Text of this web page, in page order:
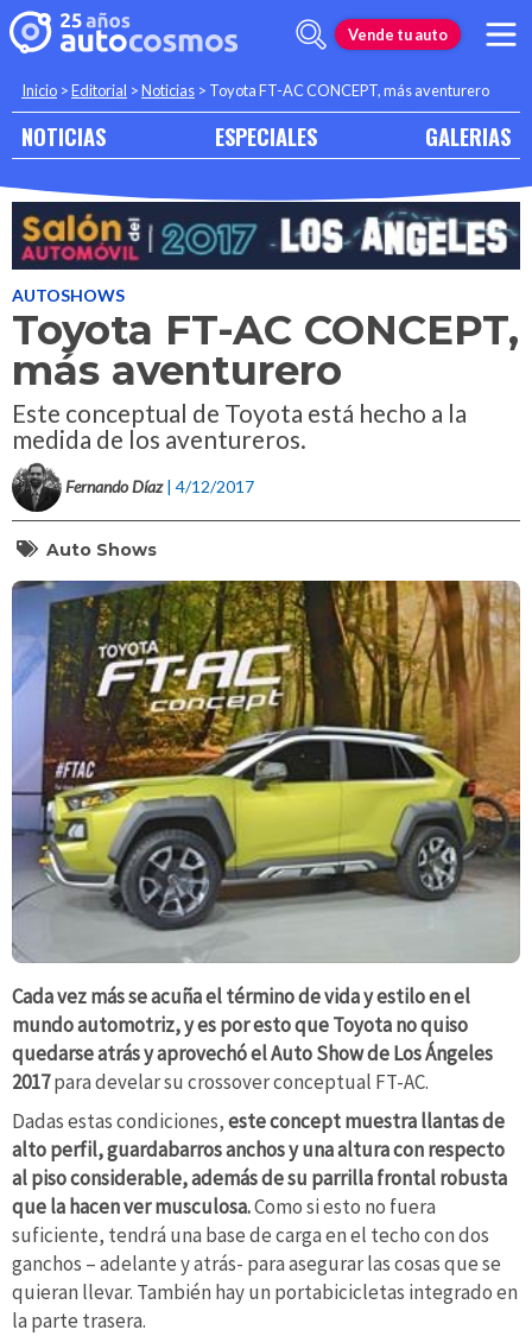
Vende tu auto
Inicio >Editorial >Noticias > Toyota FT-AC CONCEPT, más aventurero
NOTICIAS ESPECIALES GALERIAS
AUTOSHOWS
Toyota FT-AC CONCEPT,
más aventurero
Este conceptual de Toyota está hecho a la
medida de los aventureros.
Fernando Díaz | 4/12/2017
Auto Shows
Cada vez más se acuña el término de vida y estilo en el
mundo automotriz, y es por esto que Toyota no quiso
quedarse atrás y aprovechó el Auto Show de Los Ángeles
2017para develar su crossover conceptual FT-AC.
Dadas estas condiciones,este concept muestra llantas de
alto perfil, guardabarros anchos y una altura con respecto
al piso considerable, además de su parrilla frontal robusta
que la hacen ver musculosa.Como si esto no fuera
suficiente, tendrá una base de carga en el techo con dos
ganchos – adelante y atrás- para asegurar las cosas que se
quieran llevar. También hay un portabicicletas integrado en
la parte trasera.